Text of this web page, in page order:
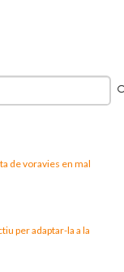
de voravies en mal
per adaptar-la a la